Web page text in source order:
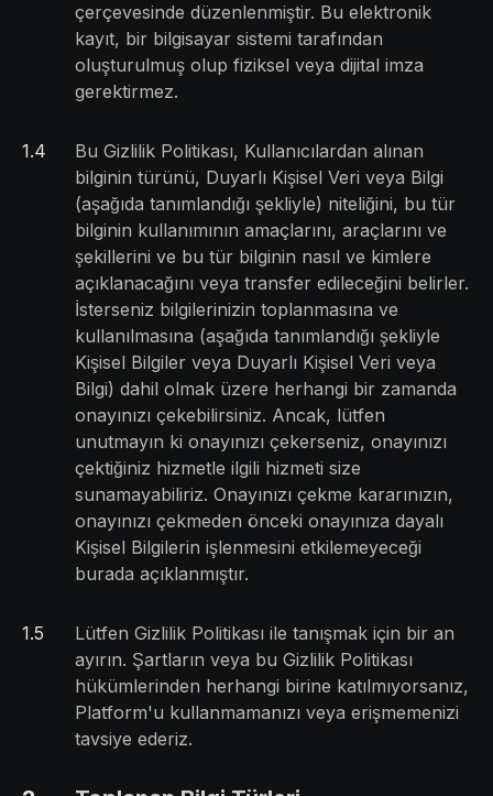
çerçevesinde düzenlenmiştir. Bu elektronik
kayıt, bir bilgisayar sistemi tarafından
oluşturulmuş olup fiziksel veya dijital imza
gerektirmez.
1.4
Bu Gizlilik Politikası, Kullanıcılardan alınan
bilginin türünü, Duyarlı Kişisel Veri veya Bilgi
(aşağıda tanımlandığı şekliyle) niteliğini, bu tür
bilginin kullanımının amaçlarını, araçlarını ve
şekillerini ve bu tür bilginin nasıl ve kimlere
açıklanacağını veya transfer edileceğini belirler.
İsterseniz bilgilerinizin toplanmasına ve
kullanılmasına (aşağıda tanımlandığı şekliyle
Kişisel Bilgiler veya Duyarlı Kişisel Veri veya
Bilgi) dahil olmak üzere herhangi bir zamanda
onayınızı çekebilirsiniz. Ancak, lütfen
unutmayın ki onayınızı çekerseniz, onayınızı
çektiğiniz hizmetle ilgili hizmeti size
sunamayabiliriz. Onayınızı çekme kararınızın,
onayınızı çekmeden önceki onayınıza dayalı
Kişisel Bilgilerin işlenmesini etkilemeyeceği
burada açıklanmıştır.
1.5
Lütfen Gizlilik Politikası ile tanışmak için bir an
ayırın. Şartların veya bu Gizlilik Politikası
hükümlerinden herhangi birine katılmıyorsanız,
Platform'u kullanmamanızı veya erişmemenizi
tavsiye ederiz.